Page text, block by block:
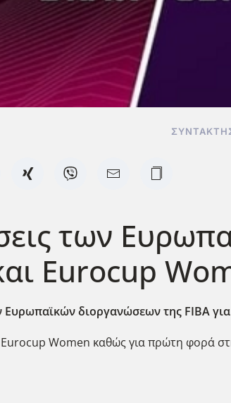
των
Eurocup
Ευρωπαϊκών διοργανώσεων της FIBA
Women καθώς για πρώτη φορά